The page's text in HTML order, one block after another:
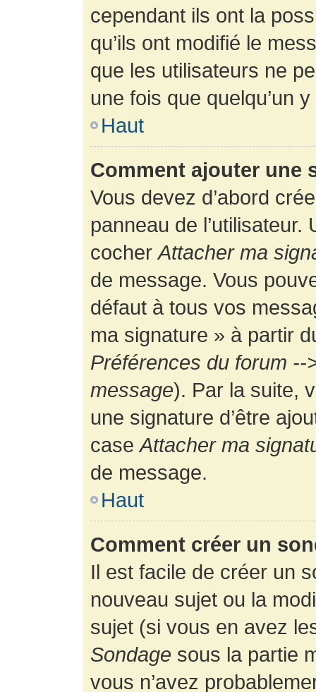
cependant ils ont la
qu’ils ont modifié le
que les utilisateurs ne
une fois que quelqu’un
Haut
Comment ajouter une
Vous devez d’abord
panneau de
cocherAttacher ma
de message. Vous
défaut à tous vos
ma signature » à partir
Préférences du forum
message). Par la suite,
une signature d’être
caseAttacher ma
de message.
Haut
Comment créer un
Il est facile de créer un
nouveau sujet ou la
sujet (si vous en avez
Sondage sous la partie
vous n’avez